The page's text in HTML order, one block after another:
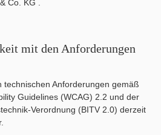
Co. KG .
mit den Anforderungen
technischen Anforderungen gemäß
Guidelines (WCAG) 2.2 und der
Verordnung (BITV 2.0) derzeit